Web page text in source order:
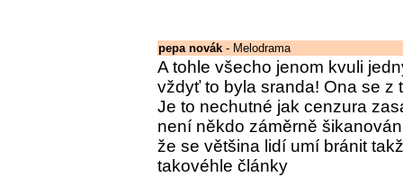
pepa novák - Melodrama
A tohle všecho jenom kvuli
vždyť to byla sranda! Ona se z
Je to nechutné jak cenzura
není někdo záměrně
že se většina lidí umí bránit
takovéhle články